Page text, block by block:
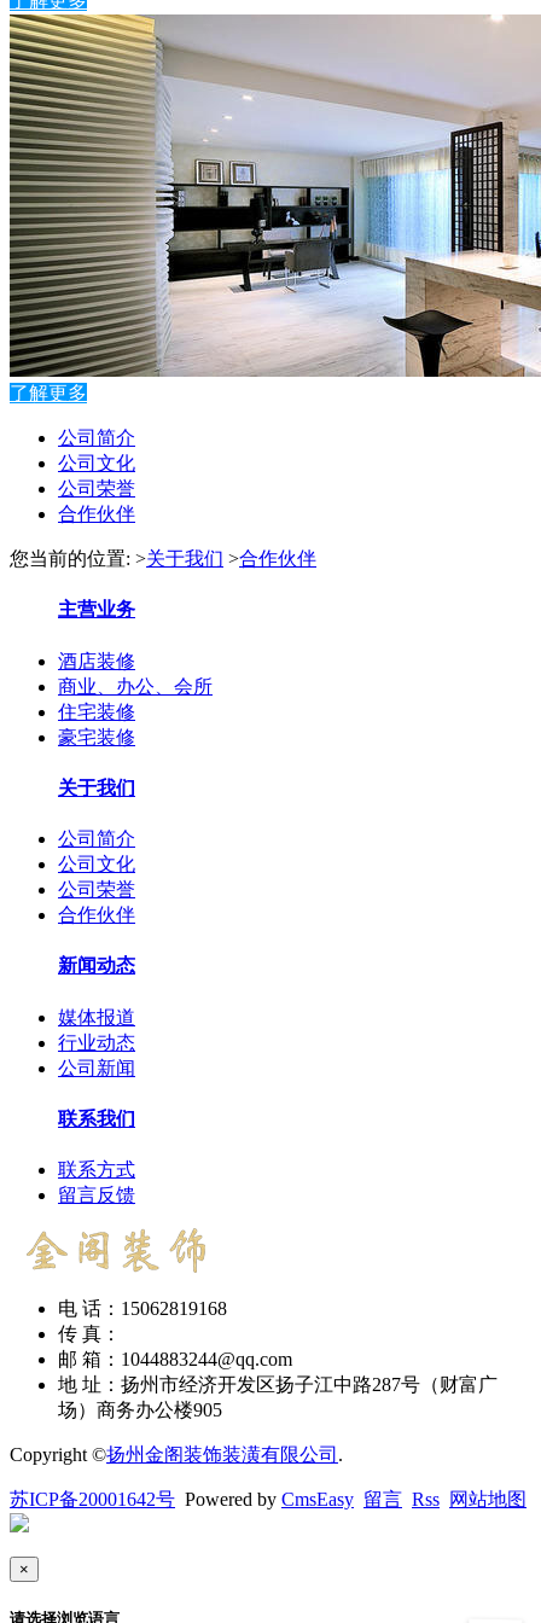
了解更多
公司简介
公司文化
公司荣誉
合作伙伴
您当前的位置: >关于我们 >合作伙伴
主营业务
酒店装修
商业、办公、会所
住宅装修
豪宅装修
关于我们
公司简介
公司文化
公司荣誉
合作伙伴
新闻动态
媒体报道
行业动态
公司新闻
联系我们
联系方式
留言反馈
电 话：15062819168
传 真：
邮 箱：1044883244@qq.com
地 址：扬州市经济开发区扬子江中路287号（财富广
场）商务办公楼905
Copyright ©扬州金阁装饰装潢有限公司 .
苏ICP备20001642号 Powered by CmsEasy 留言 Rss 网站地图
×
请选择浏览语言